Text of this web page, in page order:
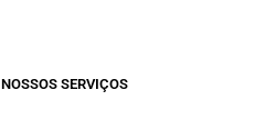
NOSSOS SERVIÇOS​